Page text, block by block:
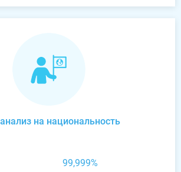
на национальность
99,999%